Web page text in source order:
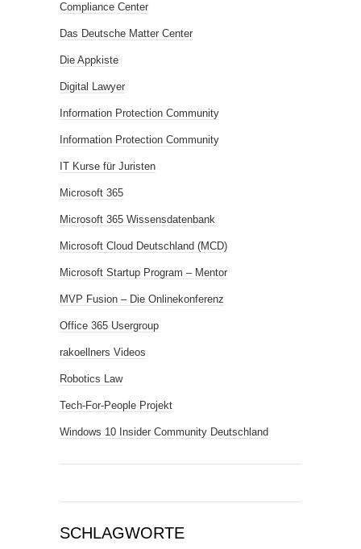
Compliance Center
Das Deutsche Matter Center
Die Appkiste
Digital Lawyer
Information Protection Community
Information Protection Community
IT Kurse für Juristen
Microsoft 365
Microsoft 365 Wissensdatenbank
Microsoft Cloud Deutschland (MCD)
Microsoft Startup Program – Mentor
MVP Fusion – Die Onlinekonferenz
Office 365 Usergroup
rakoellners Videos
Robotics Law
Tech-For-People Projekt
Windows 10 Insider Community Deutschland
SCHLAGWORTE